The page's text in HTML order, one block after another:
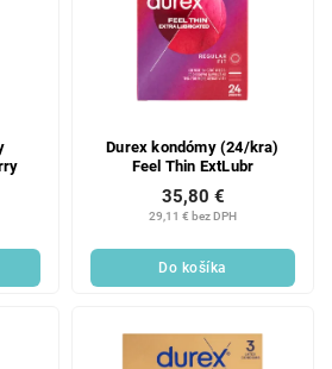
Durex kondómy (24/kra)
Feel Thin ExtLubr
29,11 € bez DPH
35,80 €
Do košíka